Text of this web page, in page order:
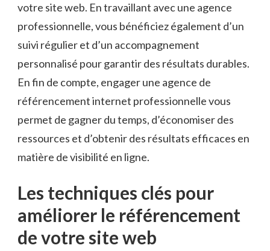
votre site web. En travaillant avec une agence
professionnelle, vous bénéficiez également d’un
suivi régulier et d’un accompagnement
personnalisé pour garantir des résultats durables.
En fin de compte, engager une agence de
référencement internet professionnelle vous
permet de gagner du temps, d’économiser des
ressources et d’obtenir des résultats efficaces en
matière de visibilité en ligne.
Les techniques clés pour
améliorer le référencement
de votre site web